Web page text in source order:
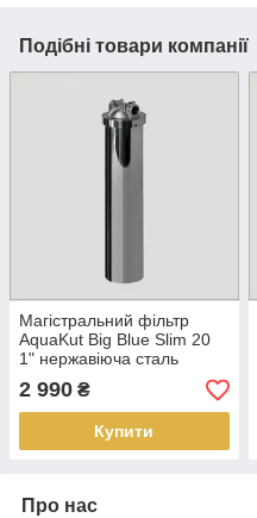
Подібні товари компанії
Магістральний фільтр
AquaKut Big Blue Slim 20
1" нержавіюча сталь
2 990 ₴
Купити
Про нас